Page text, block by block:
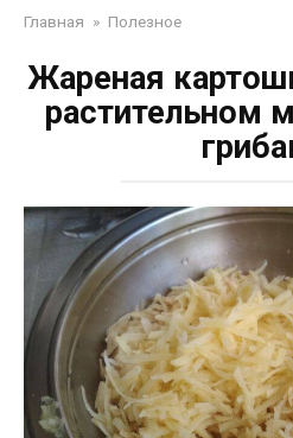
Главная » Полезное
Жареная
растительном